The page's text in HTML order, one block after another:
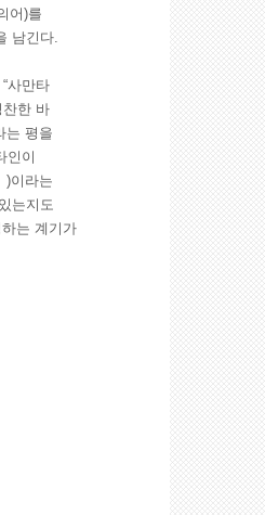
어)를
남긴다.
사만타
찬한 바
는 평을
인이
)이라는
는지도
는 계기가